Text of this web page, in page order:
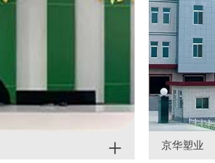
+ 京华塑业